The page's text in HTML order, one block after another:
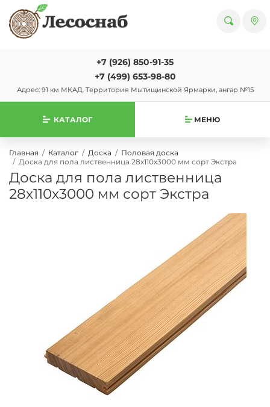
+7 (926) 850-91-35
+7 (499) 653-98-80
Адрес: 91 км МКАД. Территория Мытищинской Ярмарки, ангар №15
КАТАЛОГ МЕНЮ
Главная Каталог Доска
Половая доска
Доска для пола лиственница 28х110х3000 мм сорт Экстра
Доска для пола лиственница
28х110х3000 мм сорт Экстра